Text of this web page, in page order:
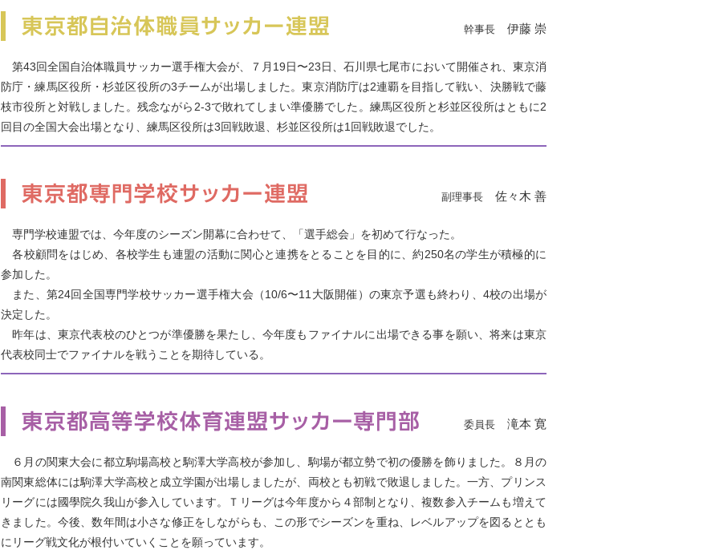
幹事長 伊藤 崇
第43回全国自治体職員サッカー選手権大会が、７月19日〜23日、石川県七尾市において開催され、東京消
防庁・練馬区役所・杉並区役所の3チームが出場しました。東京消防庁は2連覇を目指して戦い、決勝戦で藤
枝市役所と対戦しました。残念ながら2-3で敗れてしまい準優勝でした。練馬区役所と杉並区役所はともに2
回目の全国大会出場となり、練馬区役所は3回戦敗退、杉並区役所は1回戦敗退でした。
副理事長 佐々木 善
専門学校連盟では、今年度のシーズン開幕に合わせて、「選手総会」を初めて行なった。
各校顧問をはじめ、各校学生も連盟の活動に関心と連携をとることを目的に、約250名の学生が積極的に
参加した。
また、第24回全国専門学校サッカー選手権大会（10/6〜11大阪開催）の東京予選も終わり、4校の出場が
決定した。
昨年は、東京代表校のひとつが準優勝を果たし、今年度もファイナルに出場できる事を願い、将来は東京
代表校同士でファイナルを戦うことを期待している。
委員長 滝本 寛
６月の関東大会に都立駒場高校と駒澤大学高校が参加し、駒場が都立勢で初の優勝を飾りました。８月の
南関東総体には駒澤大学高校と成立学園が出場しましたが、両校とも初戦で敗退しました。一方、プリンス
リーグには國學院久我山が参入しています。Ｔリーグは今年度から４部制となり、複数参入チームも増えて
きました。今後、数年間は小さな修正をしながらも、この形でシーズンを重ね、レベルアップを図るととも
にリーグ戦文化が根付いていくことを願っています。